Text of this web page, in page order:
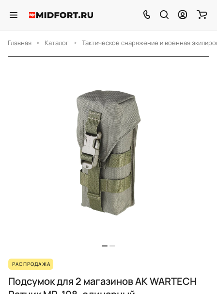
Главная Каталог Тактическое снаряжение и военная
РАСПРОДАЖА
Подсумок для 2 магазинов АК WARTECH